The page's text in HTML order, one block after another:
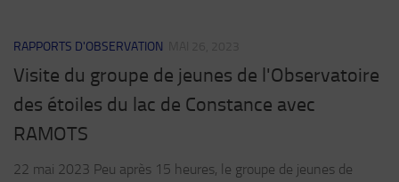
RAPPORTS D'OBSERVATION
Visite du groupe de jeunes de l'Observatoire
des étoiles du lac de Constance avec
RAMOTS
22 mai 2023 Peu après 15 heures, le groupe de jeunes de